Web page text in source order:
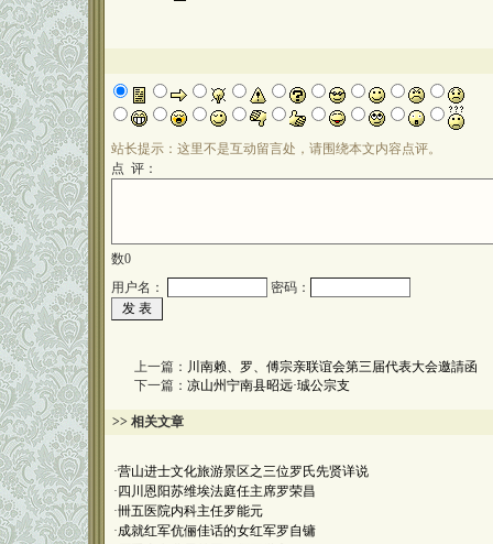
站长提示：这里不是互动留言处，请围绕本文内容点评。
点 评：
数0
用户名：
密码：
上一篇： 川南赖、罗、傅宗亲联谊会第三届代表大会邀請函
下一篇： 凉山州宁南县昭远·珹公宗支
>> 相关文章
·营山进士文化旅游景区之三位罗氏先贤详说
· 四川恩阳苏维埃法庭任主席罗荣昌
·卌五医院内科主任罗能元
·成就红军伉俪佳话的女红军罗自镛